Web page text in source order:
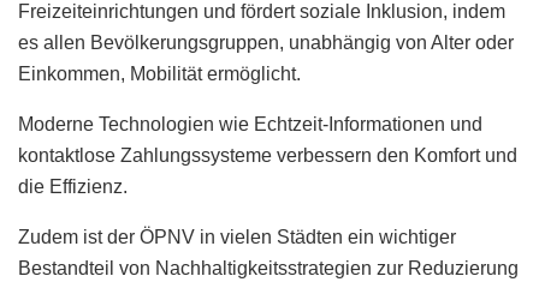
Freizeiteinrichtungen und fördert soziale Inklusion, indem
es allen Bevölkerungsgruppen, unabhängig von Alter oder
Einkommen, Mobilität ermöglicht.
Moderne Technologien wie Echtzeit-Informationen und
kontaktlose Zahlungssysteme verbessern den Komfort und
die Effizienz.
Zudem ist der ÖPNV in vielen Städten ein wichtiger
Bestandteil von Nachhaltigkeitsstrategien zur Reduzierung